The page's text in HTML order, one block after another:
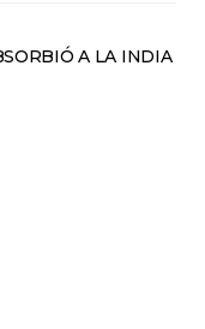
A LA INDIA